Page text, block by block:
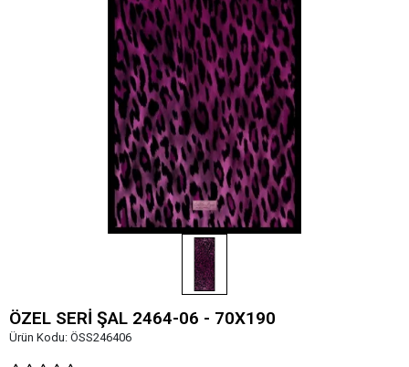
ÖZEL SERİ ŞAL 2464-06 - 70X190
Ürün Kodu: ÖSS246406